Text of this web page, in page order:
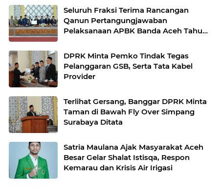
2025
Seluruh Fraksi Terima Rancangan
Qanun Pertangungjawaban
Pelaksanaan APBK Banda Aceh Tahun
DPRK Minta Pemko Tindak Tegas
Pelanggaran GSB, Serta Tata Kabel
Provider
Terlihat Gersang, Banggar DPRK Minta
Taman di Bawah Fly Over Simpang
Surabaya Ditata
Satria Maulana Ajak Masyarakat Aceh
Besar Gelar Shalat Istisqa, Respon
Kemarau dan Krisis Air Irigasi